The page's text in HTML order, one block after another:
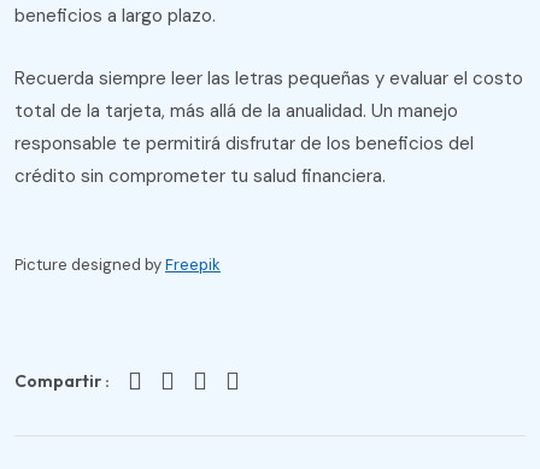
beneficios a largo plazo.
Recuerda siempre leer las letras pequeñas y evaluar el costo
total de la tarjeta, más allá de la anualidad. Un manejo
responsable te permitirá disfrutar de los beneficios del
crédito sin comprometer tu salud financiera.
Picture designed byFreepik
Compartir :